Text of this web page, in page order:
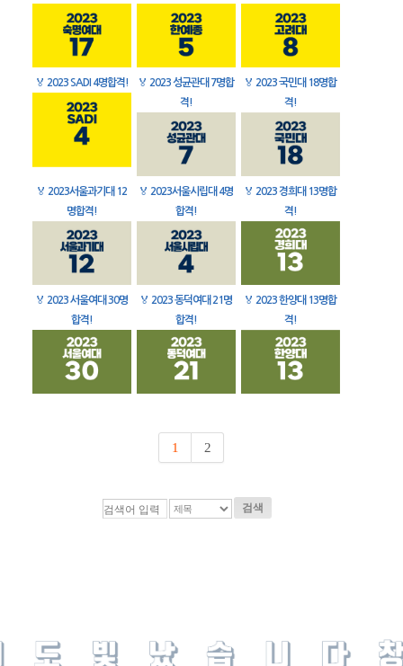
🏅 2023 SADI 4명합격! 🏅 2023 성균관대 7명합
격!
🏅 2023 국민대 18명합
격!
🏅 2023서울과기대 12
명합격!
🏅 2023서울시립대 4명
합격!
🏅 2023 경희대 13명합
격!
🏅 2023 서울여대 30명
합격!
🏅 2023 동덕여대 21명
합격!
🏅 2023 한양대 13명합
격!
1 2
검색